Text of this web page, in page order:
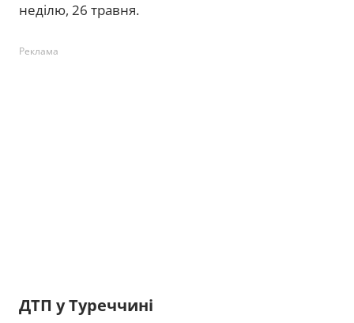
неділю, 26 травня.
Реклама
ДТП у Туреччині